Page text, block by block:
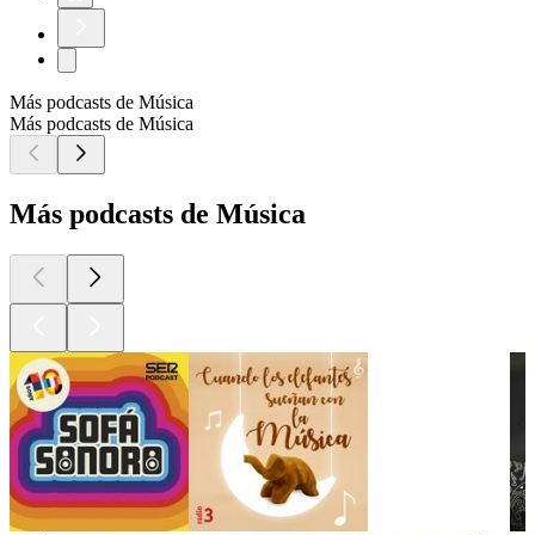
Más podcasts de Música
Más podcasts de Música
Más podcasts de Música